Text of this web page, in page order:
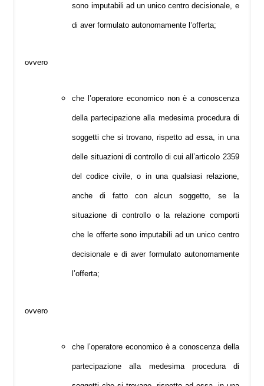
sono imputabili ad un unico centro decisionale, e
di aver formulato autonomamente l’offerta;
ovvero
che l’operatore economico non è a conoscenza
della partecipazione alla medesima procedura di
soggetti che si trovano, rispetto ad essa, in una
delle situazioni di controllo di cui all’articolo 2359
del codice civile, o in una qualsiasi relazione,
anche di fatto con alcun soggetto, se la
situazione di controllo o la relazione comporti
che le offerte sono imputabili ad un unico centro
decisionale e di aver formulato autonomamente
l’offerta;
ovvero
che l’operatore economico è a conoscenza della
partecipazione alla medesima procedura di